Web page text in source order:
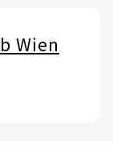
Wien